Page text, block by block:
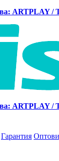
ARTPLAY /
ARTPLAY /
Гарантия